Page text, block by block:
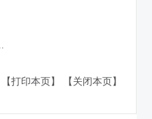
【打印本页】 【关闭本页】